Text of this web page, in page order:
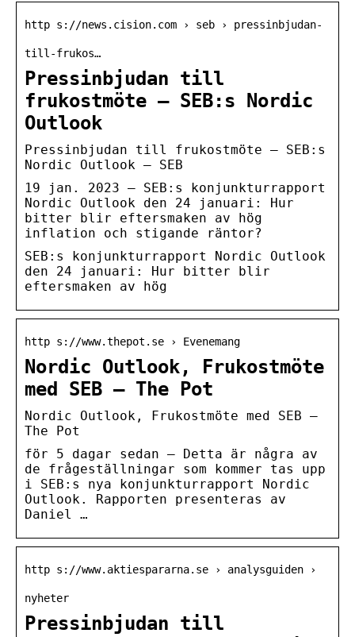
http s://news.cision.com › seb › pressinbjudan-
till-frukos…
Pressinbjudan till
frukostmöte – SEB:s Nordic
Outlook
Pressinbjudan till frukostmöte – SEB:s
Nordic Outlook – SEB
19 jan. 2023 — SEB:s konjunkturrapport
Nordic Outlook den 24 januari: Hur
bitter blir eftersmaken av hög
inflation och stigande räntor?
SEB:s konjunkturrapport Nordic Outlook
den 24 januari: Hur bitter blir
eftersmaken av hög
http s://www.thepot.se › Evenemang
Nordic Outlook, Frukostmöte
med SEB – The Pot
Nordic Outlook, Frukostmöte med SEB –
The Pot
för 5 dagar sedan — Detta är några av
de frågeställningar som kommer tas upp
i SEB:s nya konjunkturrapport Nordic
Outlook. Rapporten presenteras av
Daniel …
http s://www.aktiespararna.se › analysguiden ›
nyheter
Pressinbjudan till